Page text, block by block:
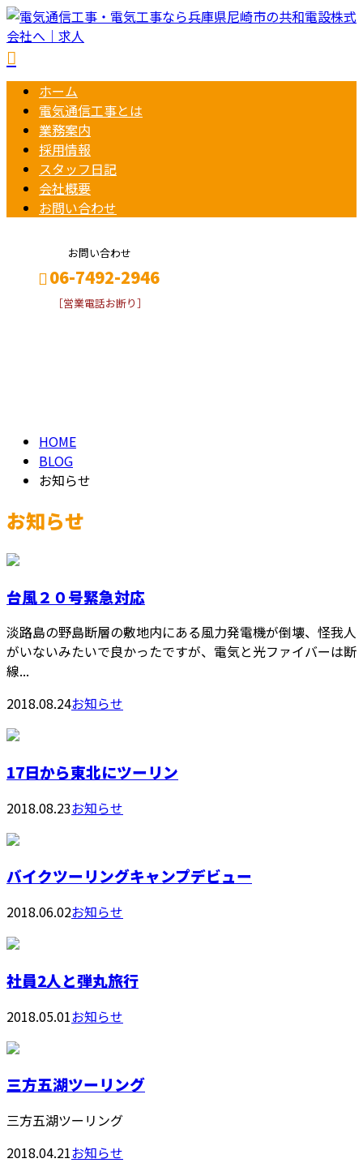
ホーム
電気通信工事とは
業務案内
採用情報
スタッフ日記
会社概要
お問い合わせ
お問い合わせ
06-7492-2946
［営業電話お断り］
HOME
BLOG
お知らせ
お知らせ
台風２０号緊急対応
淡路島の野島断層の敷地内にある風力発電機が倒壊、怪我人
がいないみたいで良かったですが、電気と光ファイバーは断
線...
2018.08.24お知らせ
17日から東北にツーリン
2018.08.23お知らせ
バイクツーリングキャンプデビュー
2018.06.02お知らせ
社員2人と弾丸旅行
2018.05.01お知らせ
三方五湖ツーリング
三方五湖ツーリング
2018.04.21お知らせ